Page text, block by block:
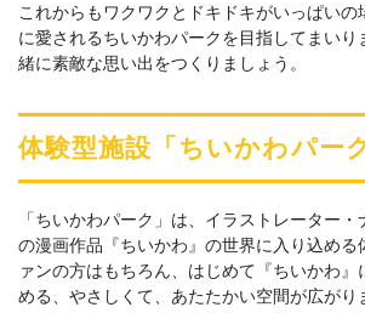
これからもワクワクとドキドキがいっぱいの
に愛されるちいかわパークを目指してまい
緒に素敵な思い出をつくりましょう。
体験型施設「ちいかわパー
「ちいかわパーク」は、イラストレーター
の漫画作品『ちいかわ』の世界に入り込める
ァンの方はもちろん、はじめて『ちいかわ』
める、やさしくて、あたたかい空間が広がり